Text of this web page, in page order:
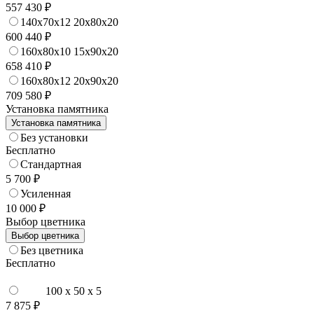
557 430 ₽
140x70x12 20x80x20
600 440 ₽
160x80x10 15x90x20
658 410 ₽
160x80x12 20x90x20
709 580 ₽
Установка памятника
Установка памятника
Без установки
Бесплатно
Стандартная
5 700 ₽
Усиленная
10 000 ₽
Выбор цветника
Выбор цветника
Без цветника
Бесплатно
100 x 50 x 5
7 875 ₽